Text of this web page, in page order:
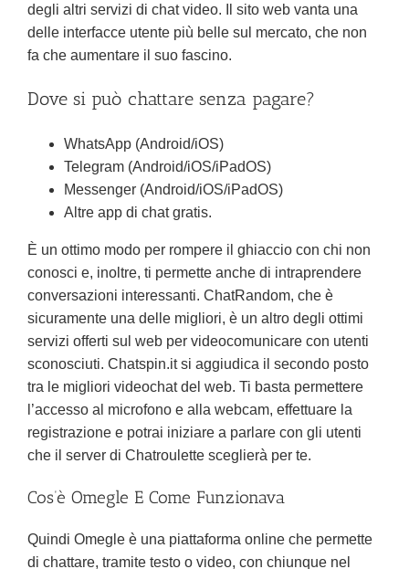
degli altri servizi di chat video. Il sito web vanta una
delle interfacce utente più belle sul mercato, che non
fa che aumentare il suo fascino.
Dove si può chattare senza pagare?
WhatsApp (Android/iOS)
Telegram (Android/iOS/iPadOS)
Messenger (Android/iOS/iPadOS)
Altre app di chat gratis.
È un ottimo modo per rompere il ghiaccio con chi non
conosci e, inoltre, ti permette anche di intraprendere
conversazioni interessanti. ChatRandom, che è
sicuramente una delle migliori, è un altro degli ottimi
servizi offerti sul web per videocomunicare con utenti
sconosciuti. Chatspin.it si aggiudica il secondo posto
tra le migliori videochat del web. Ti basta permettere
l’accesso al microfono e alla webcam, effettuare la
registrazione e potrai iniziare a parlare con gli utenti
che il server di Chatroulette sceglierà per te.
Cos’è Omegle E Come Funzionava
Quindi Omegle è una piattaforma online che permette
di chattare, tramite testo o video, con chiunque nel